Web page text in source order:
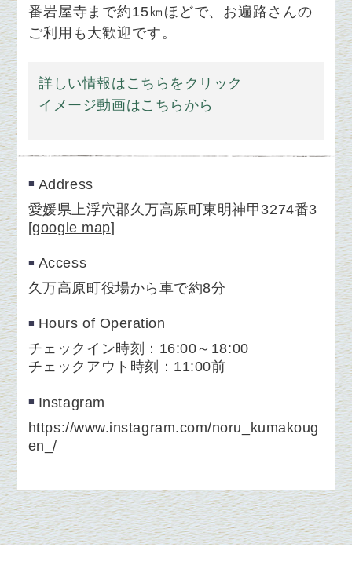
番岩屋寺まで約15㎞ほどで、お遍路さんの
ご利用も大歓迎です。
詳しい情報はこちらをクリック
イメージ動画はこちらから
Address
愛媛県上浮穴郡久万高原町東明神甲3274番3
[google map]
Access
久万高原町役場から車で約8分
Hours of Operation
チェックイン時刻：16:00～18:00
チェックアウト時刻：11:00前
Instagram
https://www.instagram.com/noru_kumakoug
en_/